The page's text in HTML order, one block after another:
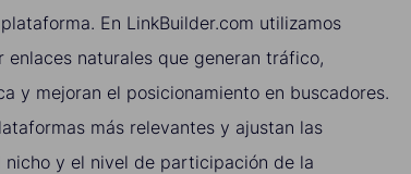
En LinkBuilder.com utilizamos
naturales que generan tráfico,
y mejoran el posicionamiento en buscadores.
más relevantes y ajustan las
y el nivel de participación de la